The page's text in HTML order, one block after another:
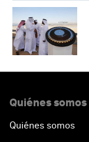
Quiénes somos
Quiénes somos